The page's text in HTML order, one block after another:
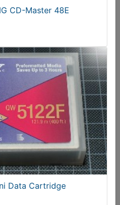
CD-Master 48E
Data Cartridge